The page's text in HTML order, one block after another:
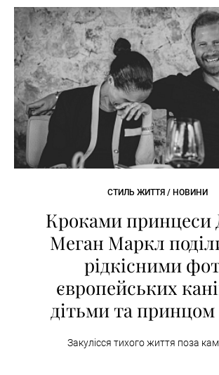
СТИЛЬ ЖИТТЯ / НОВИНИ
Кроками принцеси
Меган Маркл
рідкісними
європейських
дітьми та принцом
Закулісся тихого життя поза